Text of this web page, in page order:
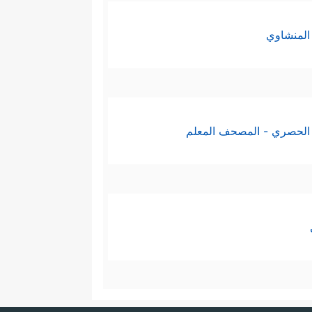
الحصري - المصحف المعلم